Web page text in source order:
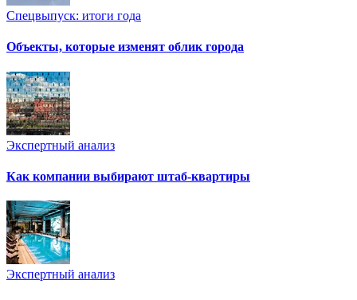
Спецвыпуск: итоги года
Объекты, которые изменят облик города
Экспертный анализ
Как компании выбирают штаб-квартиры
Экспертный анализ